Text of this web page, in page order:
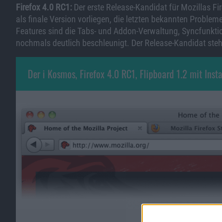
Firefox 4.0 RC1: Der erste Release-Kandidat für Mozillas
als finale Version vorliegen, die letzten bekannten
Features sind die Tabs- und Addon-Verwaltung,
nochmals deutlich beschleunigt. Der Release-Kandidat
Der i Kosmos, Firefox 4.0 RC1, Flipboard 1.2 mit